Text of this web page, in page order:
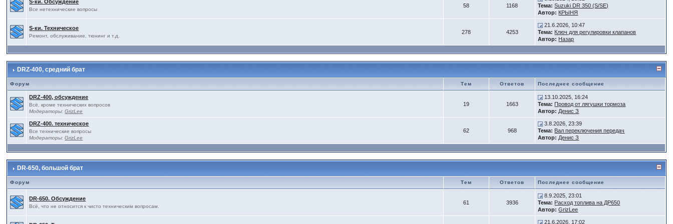
S-ки. Обсуждение
Все нетехнические вопросы
58 1168
Тема: Suzuki DR 350 (S/SE)
Автор: КРЫНЯ
S-ки. Техническое
Ремонт, обслуживание, тюнинг и т.д.
278 4253
21.6.2026, 10:47
Тема: Ключ для регулировки клапанов
Автор: Назар
DRZ-400, средний брат
Форум Тем Ответов Последнее сообщение
DRZ-400, обсуждение
Всё, кроме технических вопросов
Модераторы:GrizLee
19 1663
13.10.2025, 16:24
Тема: Провод от лягушки тормоза
Автор: Денис З
DRZ-400. техническое
Все технические вопросы
Модераторы:GrizLee
62 968
3.8.2026, 23:39
Тема: Вал переключения передач
Автор: Денис З
DR-650, большой брат
Форум Тем Ответов Последнее сообщение
DR-650. Обсуждение
Всё, что не относится к чисто техническим вопросам.
61 3936
8.9.2025, 23:01
Тема: Расход топлива на ДР650
Автор: GrizLee
21.6.2026, 17:02